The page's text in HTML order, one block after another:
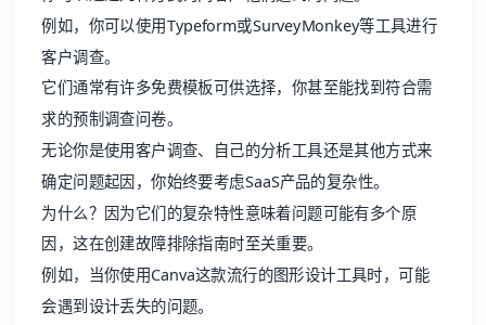
例如，你可以使用Typeform或SurveyMonkey等工具进行
客户调查。
它们通常有许多免费模板可供选择，你甚至能找到符合需
求的预制调查问卷。
无论你是使用客户调查、自己的分析工具还是其他方式来
确定问题起因，你始终要考虑SaaS产品的复杂性。
为什么？因为它们的复杂特性意味着问题可能有多个原
因，这在创建故障排除指南时至关重要。
例如，当你使用Canva这款流行的图形设计工具时，可能
会遇到设计丢失的问题。